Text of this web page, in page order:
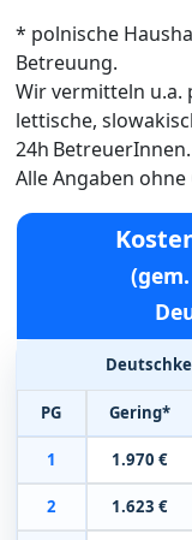
* polnische
Betreuung.
Wir vermitteln u.a.
lettische,
24h BetreuerInnen.
Alle Angaben
PG Gering*
1 1.970 €
2 1.623 €